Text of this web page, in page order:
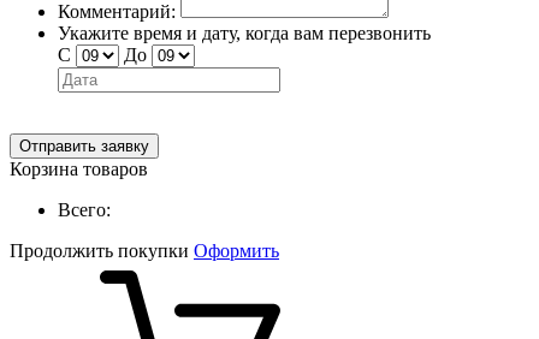
Комментарий:
Укажите время и дату, когда вам перезвонить
С
До
Отправить заявку
Корзина товаров
Всего:
Продолжить покупки Оформить